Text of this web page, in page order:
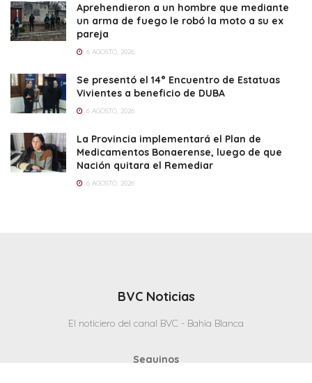
Aprehendieron a un hombre que mediante
un arma de fuego le robó la moto a su ex
pareja
6 AGOSTO, 2026
Se presentó el 14° Encuentro de Estatuas
Vivientes a beneficio de DUBA
6 AGOSTO, 2026
La Provincia implementará el Plan de
Medicamentos Bonaerense, luego de que
Nación quitara el Remediar
6 AGOSTO, 2026
BVC Noticias
El noticiero del canal BVC - Bahia Blanca
Seguinos